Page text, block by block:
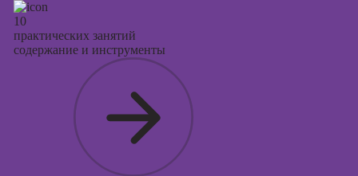
10
практических занятий
содержание и инструменты